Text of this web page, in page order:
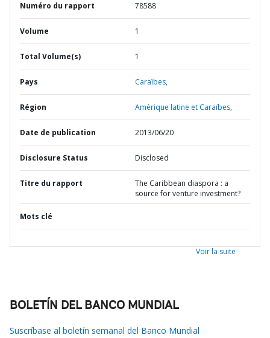
Numéro du rapport 78588
Volume 1
Total Volume(s) 1
Pays Caraïbes,
Région Amérique latine et Caraïbes,
Date de publication 2013/06/20
Disclosure Status Disclosed
Titre du rapport
The Caribbean diaspora : a
source for venture investment?
Mots clé
Voir la suite
BOLETÍN DEL BANCO MUNDIAL
Suscríbase al boletín semanal del Banco Mundial